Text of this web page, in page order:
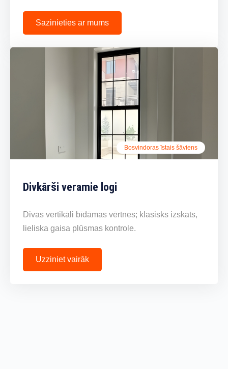
Sazinieties ar mums
Bosvindoras īstais šāviens
Divkārši veramie logi
Divas vertikāli bīdāmas vērtnes; klasisks izskats,
lieliska gaisa plūsmas kontrole.
Uzziniet vairāk